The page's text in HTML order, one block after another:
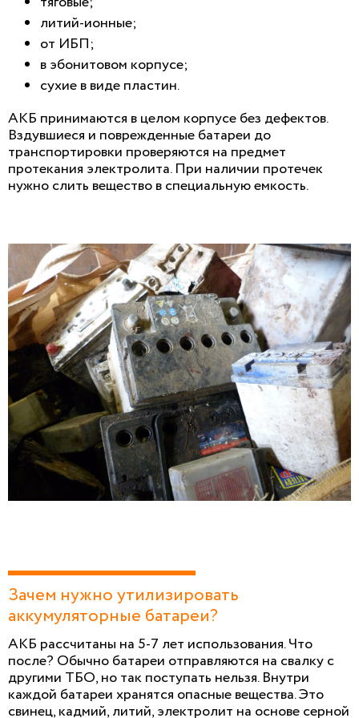
литий-ионные;
от ИБП;
в эбонитовом корпусе;
сухие в виде пластин.
АКБ принимаются в целом корпусе без дефектов.
Вздувшиеся и поврежденные батареи до
транспортировки проверяются на предмет
протекания электролита. При наличии протечек
нужно слить вещество в специальную емкость.
Зачем нужно утилизировать
аккумуляторные батареи?
АКБ рассчитаны на 5-7 лет использования. Что
после? Обычно батареи отправляются на свалку с
другими ТБО, но так поступать нельзя. Внутри
каждой батареи хранятся опасные вещества. Это
свинец, кадмий, литий, электролит на основе серной